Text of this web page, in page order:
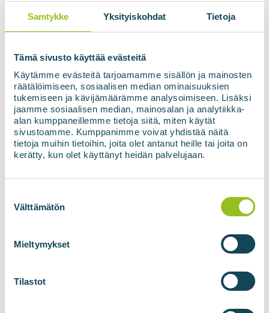
Samtykke Yksityiskohdat Tietoja
Tämä sivusto käyttää evästeitä
Käytämme evästeitä tarjoamamme sisällön ja mainosten
räätälöimiseen, sosiaalisen median ominaisuuksien
tukemiseen ja kävijämäärämme analysoimiseen. Lisäksi
jaamme sosiaalisen median, mainosalan ja analytiikka-
alan kumppaneillemme tietoja siitä, miten käytät
sivustoamme. Kumppanimme voivat yhdistää näitä
tietoja muihin tietoihin, joita olet antanut heille tai joita on
kerätty, kun olet käyttänyt heidän palvelujaan.
valinta
Välttämätön
Mieltymykset
Tilastot
effektivt.
LBG kan transporteres med tankskip, skip
eller tog uten rørledninger.
Dette muliggjør transport og bruk av
fornybar energi selv i områder uten
gassinfrastruktur.
Flytende biometan (LBG) er ideelt for tunge
kjøretøy, skip og også for industriell bruk.
LBG muliggjør effektiv overføring av store
Flytende biometan (LBG) kan erstatte